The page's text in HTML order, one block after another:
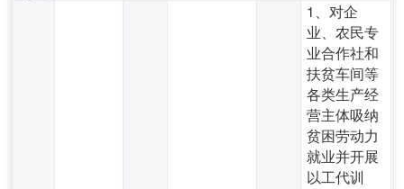
1、对企
业、农民专
业合作社和
扶贫车间等
各类生产经
营主体吸纳
贫困劳动力
就业并开展
以工代训